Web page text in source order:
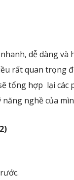
dễ dàng và
rất quan trọng
tổng hợp lại
năng nghề của